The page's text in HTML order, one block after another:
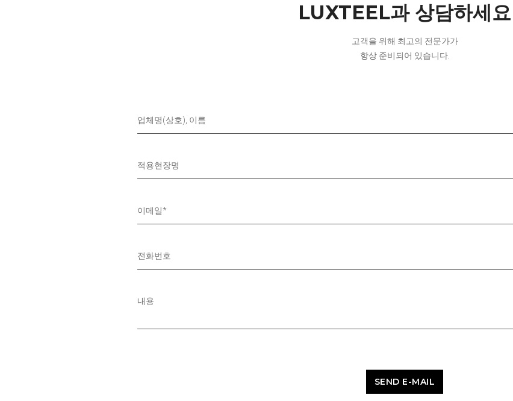
LUXTEEL과 상담하세요
고객을 위해 최고의 전문가가
항상 준비되어 있습니다.
SEND E-MAIL